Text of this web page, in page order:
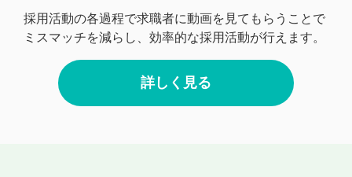
採用活動の各過程で求職者に動画を見てもらうことで
ミスマッチを減らし、効率的な採用活動が行えます。
詳しく見る